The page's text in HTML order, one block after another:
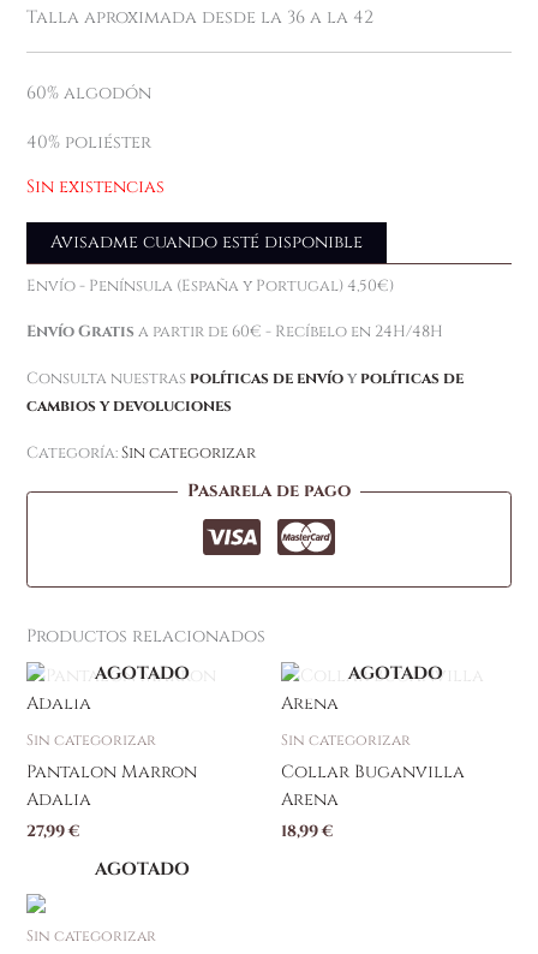
Talla aproximada desde la 36 a la 42
60% algodón
40% poliéster
Sin existencias
Avisadme cuando esté disponible
Envío - Península (España y Portugal) 4,50€)
Envío Gratis a partir de 60€ - Recíbelo en 24H/48H
Consulta nuestras políticas de envíoy políticas de
cambios y devoluciones
Categoría:Sin categorizar
Pasarela de pago
Productos relacionados
AGOTADO
Sin categorizar
Pantalon Marron
Adalia
27,99€
Este
producto
tiene
variantes.
Las
opciones
pueden
AGOTADO
Sin categorizar
Collar Buganvilla
Arena
18,99€
AGOTADO
Sin categorizar